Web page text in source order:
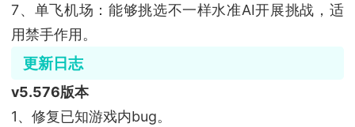
7、单飞机场：能够挑选不一样水准AI开展挑战，适
用禁手作用。
更新日志
v5.576版本
1、修复已知游戏内bug。